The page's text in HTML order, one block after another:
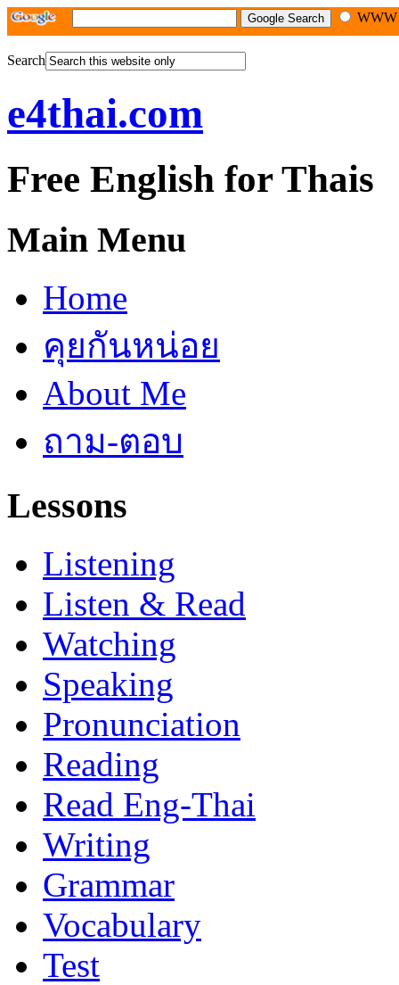
Search
e4thai.com
Free English for Thais
Main Menu
Home
คุยกันหน่อย
About Me
ถาม-ตอบ
Lessons
Listening
Listen & Read
Watching
Speaking
Pronunciation
Reading
Read Eng-Thai
Writing
Grammar
Vocabulary
Test